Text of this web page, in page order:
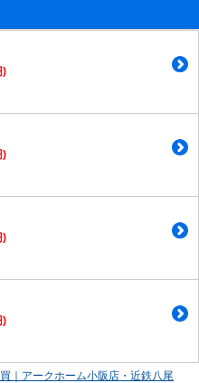
)
)
)
)
｜アークホーム小阪店・近鉄八尾